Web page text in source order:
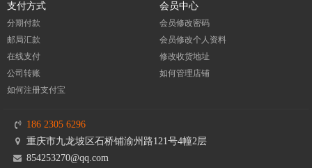
支付方式
分期付款
邮局汇款
在线支付
公司转账
如何注册支付宝
会员中心
会员修改密码
会员修改个人资料
修改收货地址
如何管理店铺
186 2305 6296
重庆市九龙坡区石桥铺渝州路121号4幢2层
854253270@qq.com